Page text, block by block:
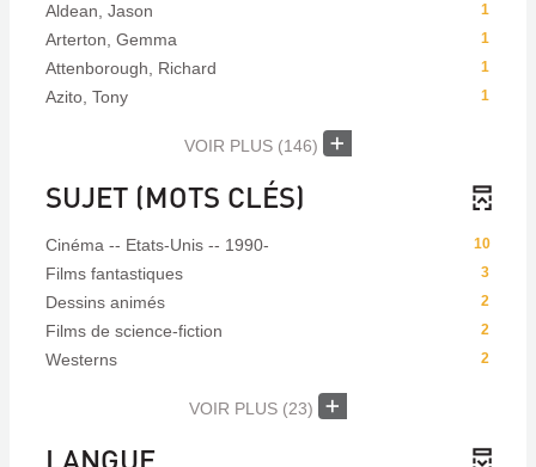
1
Aldean, Jason
1
Arterton, Gemma
1
Attenborough, Richard
1
Azito, Tony
VOIR PLUS (146)
SUJET (MOTS CLÉS)
10
Cinéma -- Etats-Unis -- 1990-
3
Films fantastiques
2
Dessins animés
2
Films de science-fiction
2
Westerns
VOIR PLUS (23)
LANGUE